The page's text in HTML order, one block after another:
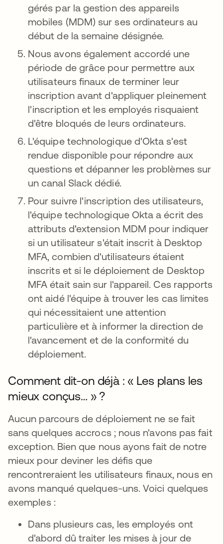
gérés par la gestion des appareils
mobiles (MDM) sur ses ordinateurs au
début de la semaine désignée.
Nous avons également accordé une
période de grâce pour permettre aux
utilisateurs finaux de terminer leur
inscription avant d'appliquer pleinement
l'inscription et les employés risquaient
d'être bloqués de leurs ordinateurs.
L'équipe technologique d'Okta s'est
rendue disponible pour répondre aux
questions et dépanner les problèmes sur
un canal Slack dédié.
Pour suivre l'inscription des utilisateurs,
l'équipe technologique Okta a écrit des
attributs d'extension MDM pour indiquer
si un utilisateur s'était inscrit à Desktop
MFA, combien d'utilisateurs étaient
inscrits et si le déploiement de Desktop
MFA était sain sur l'appareil. Ces rapports
ont aidé l'équipe à trouver les cas limites
qui nécessitaient une attention
particulière et à informer la direction de
l'avancement et de la conformité du
déploiement.
Comment dit-on déjà : « Les plans les
mieux conçus… » ?
Aucun parcours de déploiement ne se fait
sans quelques accrocs ; nous n'avons pas fait
exception. Bien que nous ayons fait de notre
mieux pour deviner les défis que
rencontreraient les utilisateurs finaux, nous en
avons manqué quelques-uns. Voici quelques
exemples :
Dans plusieurs cas, les employés ont
d'abord dû traiter les mises à jour de